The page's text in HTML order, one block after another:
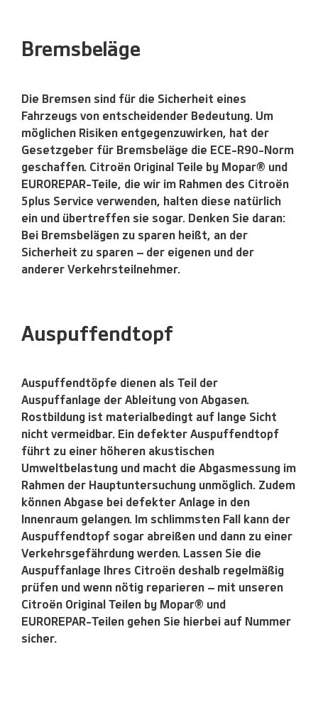
Bremsbeläge
Die Bremsen sind für die Sicherheit eines
Fahrzeugs von entscheidender Bedeutung. Um
möglichen Risiken entgegenzuwirken, hat der
Gesetzgeber für Bremsbeläge die ECE-R90-Norm
geschaffen. Citroën Original Teile by Mopar® und
EUROREPAR-Teile, die wir im Rahmen des Citroën
5plus Service verwenden, halten diese natürlich
ein und übertreffen sie sogar. Denken Sie daran:
Bei Bremsbelägen zu sparen heißt, an der
Sicherheit zu sparen – der eigenen und der
anderer Verkehrsteilnehmer.
Auspuffendtopf
Auspuffendtöpfe dienen als Teil der
Auspuffanlage der Ableitung von Abgasen.
Rostbildung ist materialbedingt auf lange Sicht
nicht vermeidbar. Ein defekter Auspuffendtopf
führt zu einer höheren akustischen
Umweltbelastung und macht die Abgasmessung im
Rahmen der Hauptuntersuchung unmöglich. Zudem
können Abgase bei defekter Anlage in den
Innenraum gelangen. Im schlimmsten Fall kann der
Auspuffendtopf sogar abreißen und dann zu einer
Verkehrsgefährdung werden. Lassen Sie die
Auspuffanlage Ihres Citroën deshalb regelmäßig
prüfen und wenn nötig reparieren – mit unseren
Citroën Original Teilen by Mopar® und
EUROREPAR-Teilen gehen Sie hierbei auf Nummer
sicher.